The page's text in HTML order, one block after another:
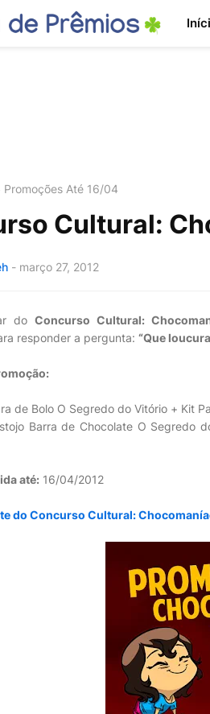
Promoções Até 16/04
Cultural:
- março 27, 2012
do Concurso Cultural:
responder a pergunta: “Que
de Bolo O Segredo do Vitório + Kit
Barra de Chocolate O Segredo
até: 16/04/2012
do Concurso Cultural: